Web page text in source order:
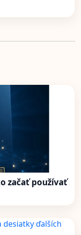
začať používať